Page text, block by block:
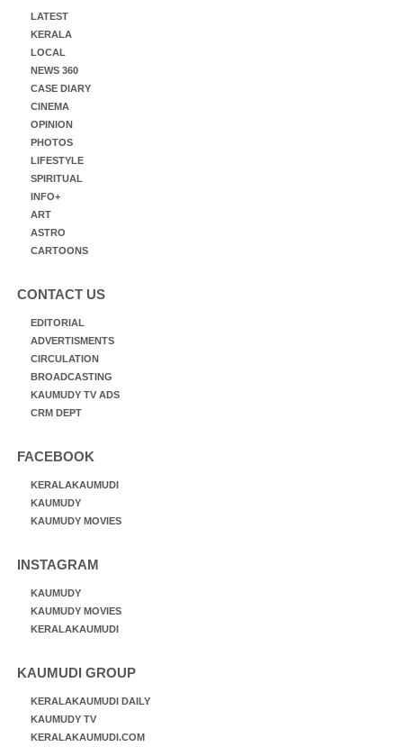
LATEST
KERALA
LOCAL
NEWS 360
CASE DIARY
CINEMA
OPINION
PHOTOS
LIFESTYLE
SPIRITUAL
INFO+
ART
ASTRO
CARTOONS
CONTACT US
EDITORIAL
ADVERTISMENTS
CIRCULATION
BROADCASTING
KAUMUDY TV ADS
CRM DEPT
FACEBOOK
KERALAKAUMUDI
KAUMUDY
KAUMUDY MOVIES
INSTAGRAM
KAUMUDY
KAUMUDY MOVIES
KERALAKAUMUDI
KAUMUDI GROUP
KERALAKAUMUDI DAILY
KAUMUDY TV
KERALAKAUMUDI.COM